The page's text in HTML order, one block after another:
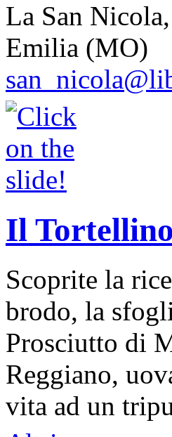
La San
Emilia (MO)
Il
Scoprite la
brodo, la
Prosciutto di
Reggiano,
vita ad un